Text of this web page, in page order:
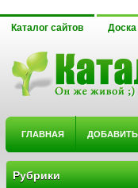
Каталог сайтов
ГЛАВНАЯ
Рубрики